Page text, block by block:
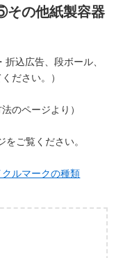
の他紙製容器
込広告、段ボール、
ださい。）
のページより）
をご覧ください。
クルマークの種類